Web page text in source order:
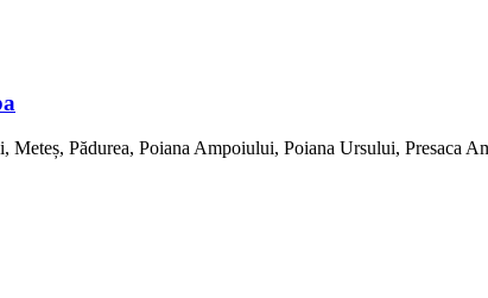
Pădurea, Poiana Ampoiului, Poiana Ursului, Presaca